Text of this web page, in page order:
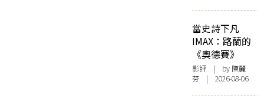
當史詩下凡
IMAX：路蘭的
《奧德賽》
影評 | by 陳麗
芬 | 2026-08-06